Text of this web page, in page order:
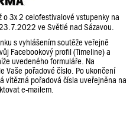
o 3x 2 celofestivalové vstupenky na
ve Světlé nad Sázavou.
s vyhlášením soutěže veřejně
Facebookový profil (Timeline) a
uvedeného formuláře. Na
Vaše pořadové číslo. Po ukončení
pořadová čísla uveřejněna na
e-mailem.